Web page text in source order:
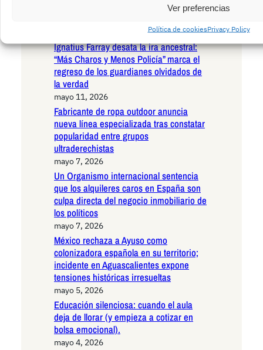
Ver preferencias
Política de cookiesPrivacy Policy
Uno de los implicados en la trama red
Ignatius Farray desata la ira ancestral:
“Más Charos y Menos Policía” marca el
regreso de los guardianes olvidados de
la verdad
mayo 11, 2026
Fabricante de ropa outdoor anuncia
nueva línea especializada tras constatar
popularidad entre grupos
ultraderechistas
mayo 7, 2026
Un Organismo internacional sentencia
que los alquileres caros en España son
culpa directa del negocio inmobiliario de
los políticos
mayo 7, 2026
México rechaza a Ayuso como
colonizadora española en su territorio;
incidente en Aguascalientes expone
tensiones históricas irresueltas
mayo 5, 2026
Educación silenciosa: cuando el aula
deja de llorar (y empieza a cotizar en
bolsa emocional).
mayo 4, 2026